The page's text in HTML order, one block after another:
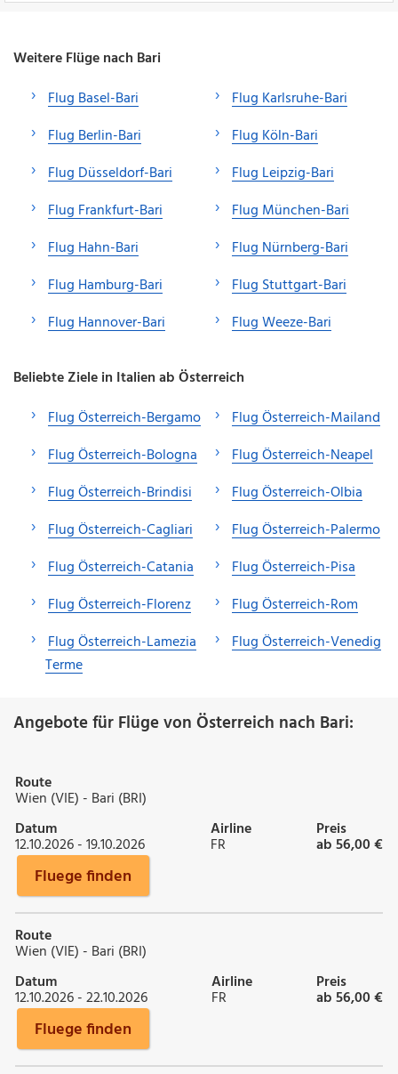
Weitere Flüge nach Bari
Flug Basel-Bari
Flug Berlin-Bari
Flug Düsseldorf-Bari
Flug Frankfurt-Bari
Flug Hahn-Bari
Flug Hamburg-Bari
Flug Hannover-Bari
Flug Karlsruhe-Bari
Flug Köln-Bari
Flug Leipzig-Bari
Flug München-Bari
Flug Nürnberg-Bari
Flug Stuttgart-Bari
Flug Weeze-Bari
Beliebte Ziele in Italien ab Österreich
Flug Österreich-Bergamo
Flug Österreich-Bologna
Flug Österreich-Brindisi
Flug Österreich-Cagliari
Flug Österreich-Catania
Flug Österreich-Florenz
Flug Österreich-Lamezia
Terme
Flug Österreich-Mailand
Flug Österreich-Neapel
Flug Österreich-Olbia
Flug Österreich-Palermo
Flug Österreich-Pisa
Flug Österreich-Rom
Flug Österreich-Venedig
Angebote für Flüge von Österreich nach Bari:
Route
Wien (VIE) - Bari (BRI)
Datum
12.10.2026 - 19.10.2026
Airline
FR
Preis
ab 56,00 €
Fluege finden
Route
Wien (VIE) - Bari (BRI)
Datum
12.10.2026 - 22.10.2026
Airline
FR
Preis
ab 56,00 €
Fluege finden